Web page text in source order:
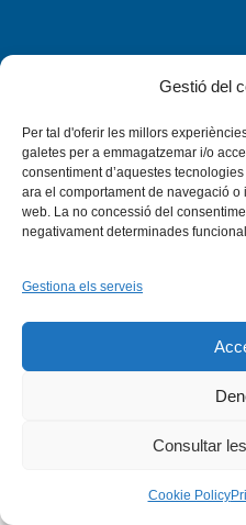
Gestió del
Per tal d'oferir les millors
galetes per a emmagatzemar i/o
consentiment d’aquestes
ara el comportament de navegació
web. La no concessió del
negativament determinades
Gestiona els serveis
Consultar
Cookie Policy
Facebook
X
INICI QUI
DESENVOLUPAMENT
Copyright © 2026 -